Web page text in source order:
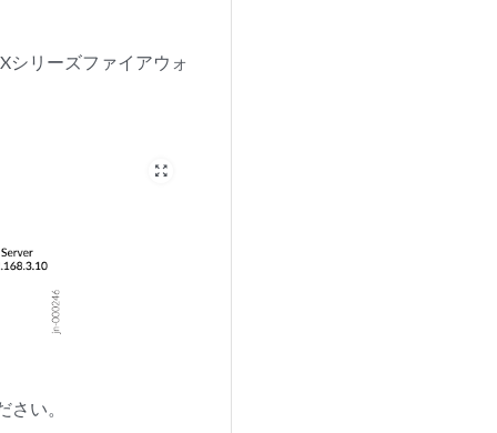
シリーズファイアウォ
zoom_out_map
さい。